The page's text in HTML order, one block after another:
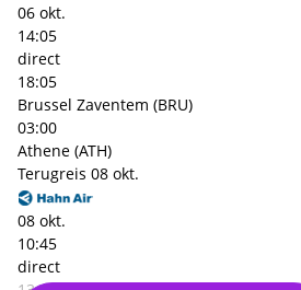
06 okt.
14:05
direct
18:05
Brussel Zaventem (BRU)
03:00
Athene (ATH)
Terugreis 08 okt.
08 okt.
10:45
direct